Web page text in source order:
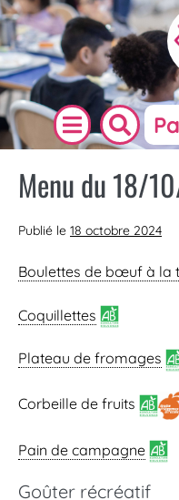
Menu du 18/
Publié le 18 octobre 2024
Boulettes de bœuf à la
Coquillettes
Plateau de fromages
Corbeille de fruits
Pain de campagne
Goûter récréatif